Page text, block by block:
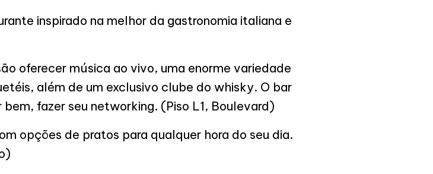
inspirado na melhor da gastronomia italiana e
oferecer música ao vivo, uma enorme variedade
além de um exclusivo clube do whisky. O bar
fazer seu networking. (Piso L1, Boulevard)
opções de pratos para qualquer hora do seu dia.